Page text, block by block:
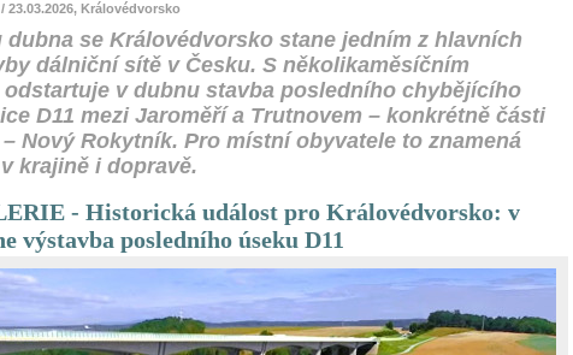
/ 23.03.2026, Královédvorsko
dubna se Královédvorsko stane jedním z hlavních
dálniční sítě v Česku. S několikaměsíčním
odstartuje v dubnu stavba posledního chybějícího
D11 mezi Jaroměří a Trutnovem – konkrétně části
Nový Rokytník. Pro místní obyvatele to znamená
krajině i dopravě.
- Historická událost pro Královédvorsko: v
výstavba posledního úseku D11